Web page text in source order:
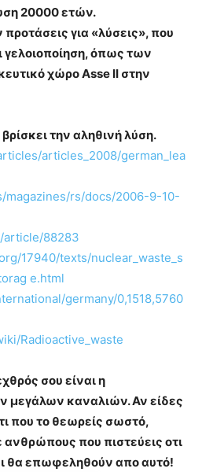
20000 ετών.
για «λύσεις», που
γελοιοποίηση, όπως των
χώρο Asse II στην
την αληθινή λύση.
articles_2008/german_lea
magazines/rs/docs/2006-9-10-
article/88283
17940/texts/nuclear_waste_s
e.html
germany/0,1518,5760
Radioactive_waste
σου είναι η
μεγάλων καναλιών. Αν είδες
που το θεωρείς σωστό,
που πιστεύεις οτι
θα επωφεληθούν απο αυτό!